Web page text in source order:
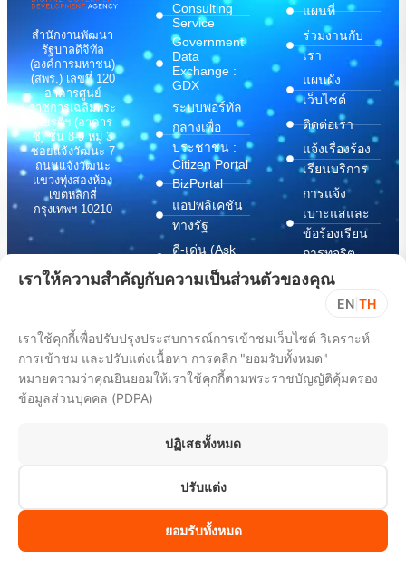
สำนักงานพัฒนา
รัฐบาลดิจิทัล
(องค์การมหาชน)
(สพร.) เลขที่ 120
อาคารศูนย์
ราชการเฉลิมพระ
เกียรติฯ (อาคาร
ซี) ชั้น 8-9 หมู่ 3
ซอยแจ้งวัฒนะ 7
ถนนแจ้งวัฒนะ
แขวงทุ่งสองห้อง
เขตหลักสี่
กรุงเทพฯ 10210
สารบรรณ:
(+66) 02 612
6000
saraban@dga.or.th
Consulting
Service
Government
Data
Exchange :
GDX
ระบบพอร์ทัล
กลางเพื่อ
ประชาชน :
Citizen Portal
BizPortal
แอปพลิเคชัน
ทางรัฐ
ดี-เด่น (Ask
บริการ “เตือน
Platform)
บริการ
“กระเป๋า
Wallet)
แผนที่
ร่วมงานกับ
เรา
แผนผัง
เว็บไซต์
ติดต่อเรา
แจ้งเรื่องร้อง
เรียนบริการ
การแจ้ง
เบาะแสและ
ข้อร้องเรียน
การทุจริต
นโยบาย
เว็บไซต์
มั่นคง
ปลอดภัย
สารสนเทศ
ปฏิบัติราชการ
เราให้ความสำคัญกับความเป็นส่วนตัวของคุณ
EN TH
เราใช้คุกกี้เพื่อปรับปรุงประสบการณ์การเข้าชมเว็บไซต์ วิเคราะห์
การเข้าชม และปรับแต่งเนื้อหา การคลิก "ยอมรับทั้งหมด"
หมายความว่าคุณยินยอมให้เราใช้คุกกี้ตามพระราชบัญญัติคุ้มครอง
ข้อมูลส่วนบุคคล (PDPA)
ปฏิเสธทั้งหมด
ปรับแต่ง
ยอมรับทั้งหมด